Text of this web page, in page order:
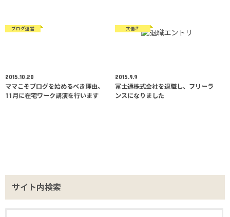
ブログ運営
2015.10.20
ママこそブログを始めるべき理由。
11月に在宅ワーク講演を行います
共働き
2015.9.9
富士通株式会社を退職し、フリーラ
ンスになりました
サイト内検索